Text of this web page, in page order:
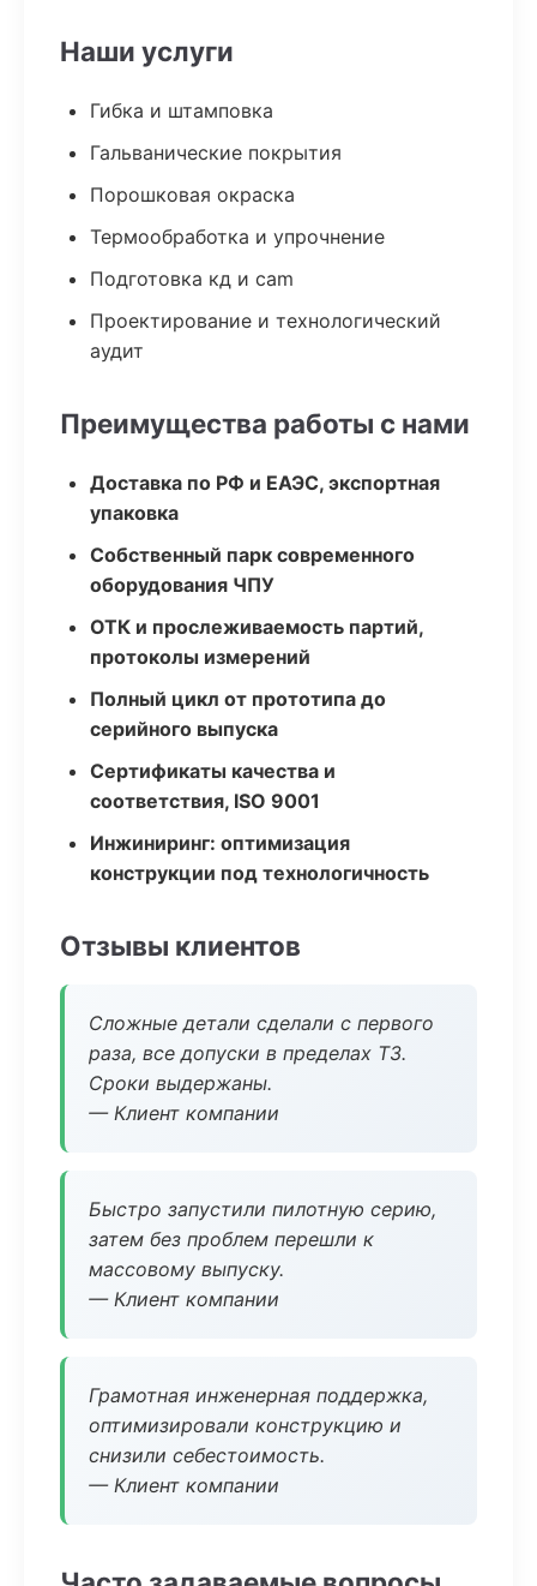
Наши услуги
Гибка и штамповка
Гальванические покрытия
Порошковая окраска
Термообработка и упрочнение
Подготовка кд и cam
Проектирование и технологический
аудит
Преимущества работы с нами
Доставка по РФ и ЕАЭС, экспортная
упаковка
Собственный парк современного
оборудования ЧПУ
ОТК и прослеживаемость партий,
протоколы измерений
Полный цикл от прототипа до
серийного выпуска
Сертификаты качества и
соответствия, ISO 9001
Инжиниринг: оптимизация
конструкции под технологичность
Отзывы клиентов
Сложные детали сделали с первого
раза, все допуски в пределах ТЗ.
Сроки выдержаны.
— Клиент компании
Быстро запустили пилотную серию,
затем без проблем перешли к
массовому выпуску.
— Клиент компании
Грамотная инженерная поддержка,
оптимизировали конструкцию и
снизили себестоимость.
— Клиент компании